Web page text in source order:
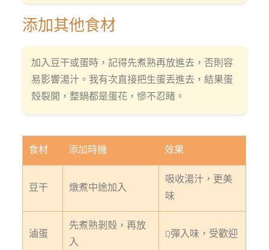
添加其他食材
加入豆干或蛋時，記得先煮熟再放進去，否則容
易影響湯汁。我有次直接把生蛋丟進去，結果蛋
殼裂開，整鍋都是蛋花，慘不忍睹。
食材 添加時機 效果
豆干 燉煮中途加入
吸收湯汁，更美
味
滷蛋
先煮熟剝殼，再放
入
Q彈入味，受歡迎